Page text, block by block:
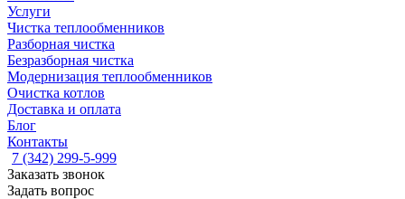
Услуги
Чистка теплообменников
Разборная чистка
Безразборная чистка
Модернизация теплообменников
Очистка котлов
Доставка и оплата
Блог
Контакты
7 (342) 299-5-999
Заказать звонок
Задать вопрос